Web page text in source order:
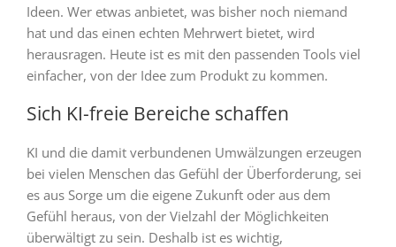
Ideen. Wer etwas anbietet, was bisher noch niemand
hat und das einen echten Mehrwert bietet, wird
herausragen. Heute ist es mit den passenden Tools viel
einfacher, von der Idee zum Produkt zu kommen.
Sich KI-freie Bereiche schaffen
KI und die damit verbundenen Umwälzungen erzeugen
bei vielen Menschen das Gefühl der Überforderung, sei
es aus Sorge um die eigene Zukunft oder aus dem
Gefühl heraus, von der Vielzahl der Möglichkeiten
überwältigt zu sein. Deshalb ist es wichtig,